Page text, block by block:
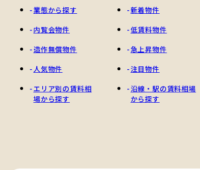
業態から探す
内覧会物件
造作無償物件
人気物件
エリア別の賃料相
場から探す
新着物件
低賃料物件
急上昇物件
注目物件
沿線・駅の賃料相場
から探す